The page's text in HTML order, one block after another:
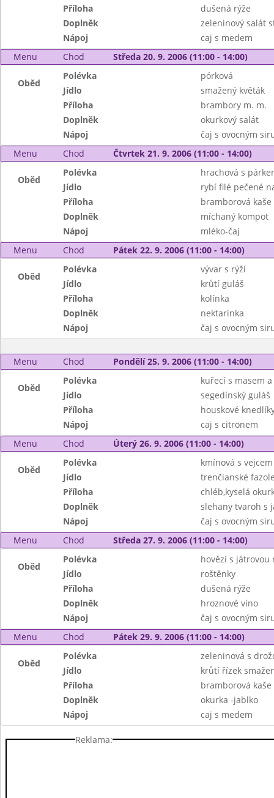
Příloha
dušená rýže
Doplněk
zeleninový salát
Nápoj
caj s medem
Menu
Chod Středa 20. 9. 2006 (11:00 - 14:00)
Oběd
Polévka
pórková
Jídlo
smažený květák
Příloha
brambory m. m.
Doplněk
okurkový salát
Nápoj
čaj s ovocným
Menu
Chod Čtvrtek 21. 9. 2006 (11:00 - 14:00)
Oběd
Polévka
hrachová s
Jídlo
rybí filé pečené
Příloha
bramborová kaše
Doplněk
míchaný kompot
Nápoj
mléko-čaj
Menu
Chod Pátek 22. 9. 2006 (11:00 - 14:00)
Oběd
Polévka
vývar s rýží
Jídlo
krůtí guláš
Příloha
kolínka
Doplněk
nektarinka
Nápoj
čaj s ovocným
Menu Chod Pondělí 25. 9. 2006 (11:00 - 14:00)
Oběd
Polévka
kuřecí s masem
Jídlo
segedínský guláš
Příloha
houskové
Nápoj
caj s citronem
Menu
Chod Úterý 26. 9. 2006 (11:00 - 14:00)
Oběd
Polévka
kmínová s vejcem
Jídlo
trenčianské
Příloha
chléb,kyselá
Doplněk
slehany tvaroh s
Nápoj
čaj s ovocným
Menu
Chod Středa 27. 9. 2006 (11:00 - 14:00)
Oběd
Polévka
hovězí s játrovou
Jídlo
roštěnky
Příloha
dušená rýže
Doplněk
hroznové víno
Nápoj
čaj s ovocným
Menu
Chod Pátek 29. 9. 2006 (11:00 - 14:00)
Oběd
Polévka
zeleninová s
Jídlo
krůtí řízek
Příloha
bramborová kaše
Doplněk
okurka -jablko
Nápoj
caj s medem
Reklama: